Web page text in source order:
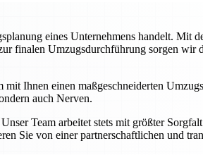
eines Unternehmens handelt. Mit
finalen Umzugsdurchführung sorgen wir
Ihnen einen maßgeschneiderten
auch Nerven.
Team arbeitet stets mit größter
Sie von einer partnerschaftlichen und